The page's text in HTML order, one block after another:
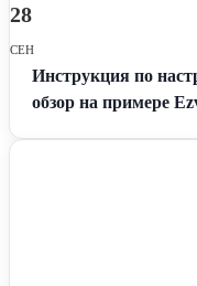
28
СЕН
Инструкция по
обзор на примере